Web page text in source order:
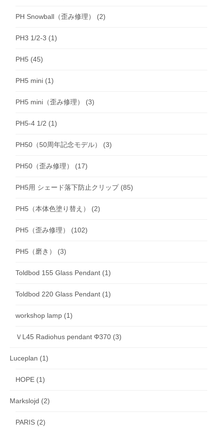
PH Snowball（歪み修理） (2)
PH3 1/2-3 (1)
PH5 (45)
PH5 mini (1)
PH5 mini（歪み修理） (3)
PH5-4 1/2 (1)
PH50（50周年記念モデル） (3)
PH50（歪み修理） (17)
PH5用 シェード落下防止クリップ(85)
PH5（本体色塗り替え） (2)
PH5（歪み修理） (102)
PH5（磨き） (3)
Toldbod 155 Glass Pendant (1)
Toldbod 220 Glass Pendant (1)
workshop lamp (1)
ＶL45 Radiohus pendant Φ370 (3)
Luceplan (1)
HOPE (1)
Markslojd (2)
PARIS (2)